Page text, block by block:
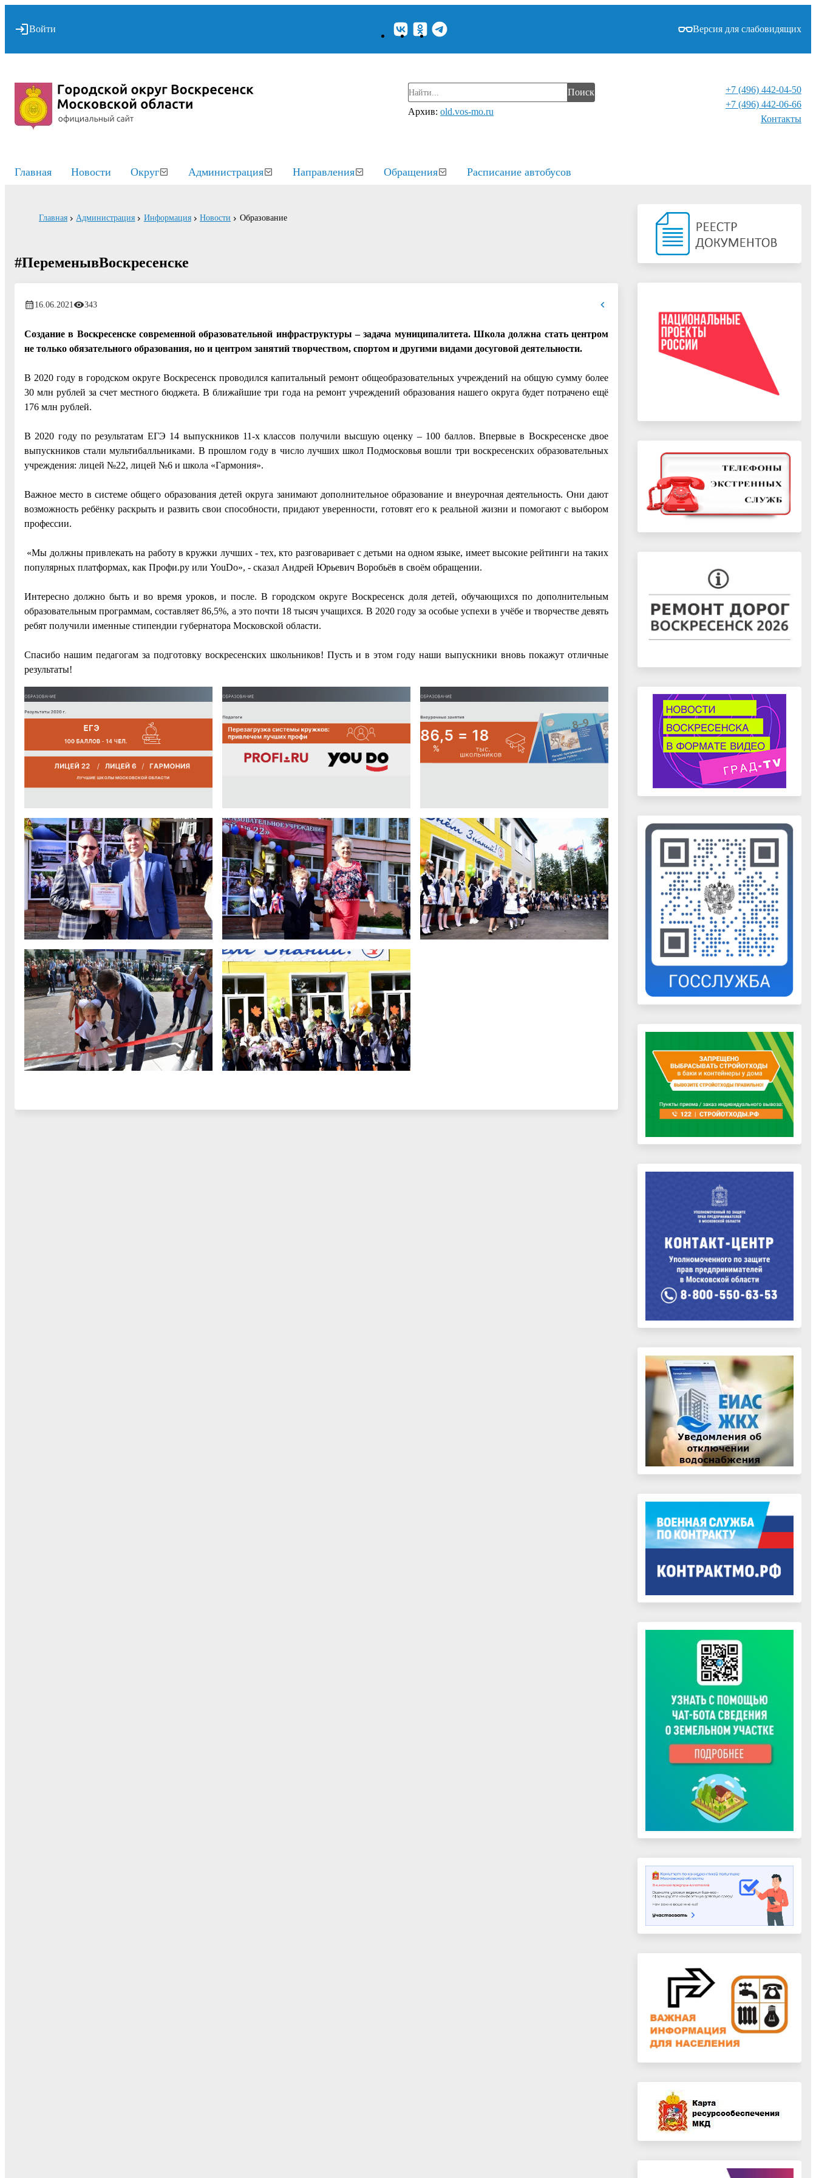
Войти Версия для слабовидящих
Поиск
Архив: old.vos-mo.ru
+7 (496) 442-04-50
+7 (496) 442-06-66
Контакты⁠
Главная Новости Округ Администрация Направления Обращения Расписание автобусов
Главная Администрация Информация Новости Образование
#ПеременывВоскресенске
16.06.2021 343
Создание в Воскресенске современной образовательной инфраструктуры – задача муниципалитета. Школа должна стать центром
не только обязательного образования, но и центром занятий творчеством, спортом и другими видами досуговой деятельности.
В 2020 году в городском округе Воскресенск проводился капитальный ремонт общеобразовательных учреждений на общую сумму более
30 млн рублей за счет местного бюджета. В ближайшие три года на ремонт учреждений образования нашего округа будет потрачено ещё
176 млн рублей.
В 2020 году по результатам ЕГЭ 14 выпускников 11-х классов получили высшую оценку – 100 баллов. Впервые в Воскресенске двое
выпускников стали мультибалльниками. В прошлом году в число лучших школ Подмосковья вошли три воскресенских образовательных
учреждения: лицей №22, лицей №6 и школа «Гармония».
Важное место в системе общего образования детей округа занимают дополнительное образование и внеурочная деятельность. Они дают
возможность ребёнку раскрыть и развить свои способности, придают уверенности, готовят его к реальной жизни и помогают с выбором
профессии.
«Мы должны привлекать на работу в кружки лучших - тех, кто разговаривает с детьми на одном языке, имеет высокие рейтинги на таких
популярных платформах, как Профи.ру или YouDo», - сказал Андрей Юрьевич Воробьёв в своём обращении.
Интересно должно быть и во время уроков, и после. В городском округе Воскресенск доля детей, обучающихся по дополнительным
образовательным программам, составляет 86,5%, а это почти 18 тысяч учащихся. В 2020 году за особые успехи в учёбе и творчестве девять
ребят получили именные стипендии губернатора Московской области.
Спасибо нашим педагогам за подготовку воскресенских школьников! Пусть и в этом году наши выпускники вновь покажут отличные
результаты!